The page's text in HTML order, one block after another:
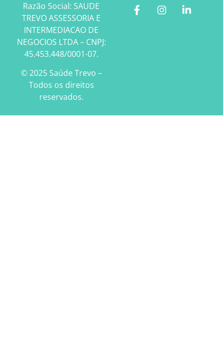
Razão Social: SAUDE
TREVO ASSESSORIA E
INTERMEDIACAO DE
NEGOCIOS LTDA – CNPJ:
45.453.448/0001-07.
© 2025 Saúde Trevo –
Todos os direitos
reservados.